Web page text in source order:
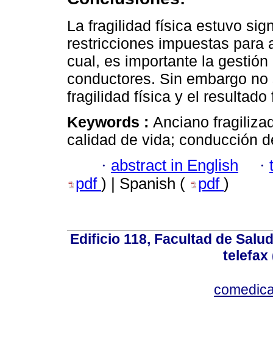
La fragilidad física estuvo
restricciones impuestas para
cual, es importante la
conductores. Sin embargo
fragilidad física y el
Keywords : Anciano
calidad de vida; conducción
· abstract in English ·
pdf ) | Spanish ( pdf )
Edificio 118, Facultad de
telefax